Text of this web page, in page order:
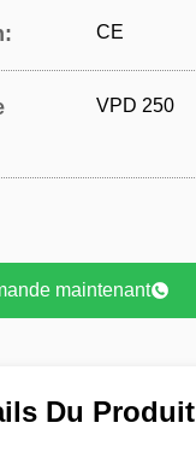
CE
VPD 250
maintenant
Du Produit